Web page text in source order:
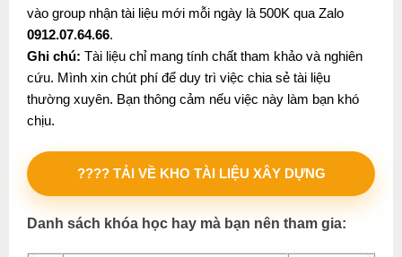
vào group nhận tài liệu mới mỗi ngày là 500K qua Zalo
0912.07.64.66.
Ghi chú: Tài liệu chỉ mang tính chất tham khảo và nghiên
cứu. Mình xin chút phí để duy trì việc chia sẻ tài liệu
thường xuyên. Bạn thông cảm nếu việc này làm bạn khó
chịu.
???? TẢI VỀ KHO TÀI LIỆU XÂY DỰNG
Danh sách khóa học hay mà bạn nên tham gia: